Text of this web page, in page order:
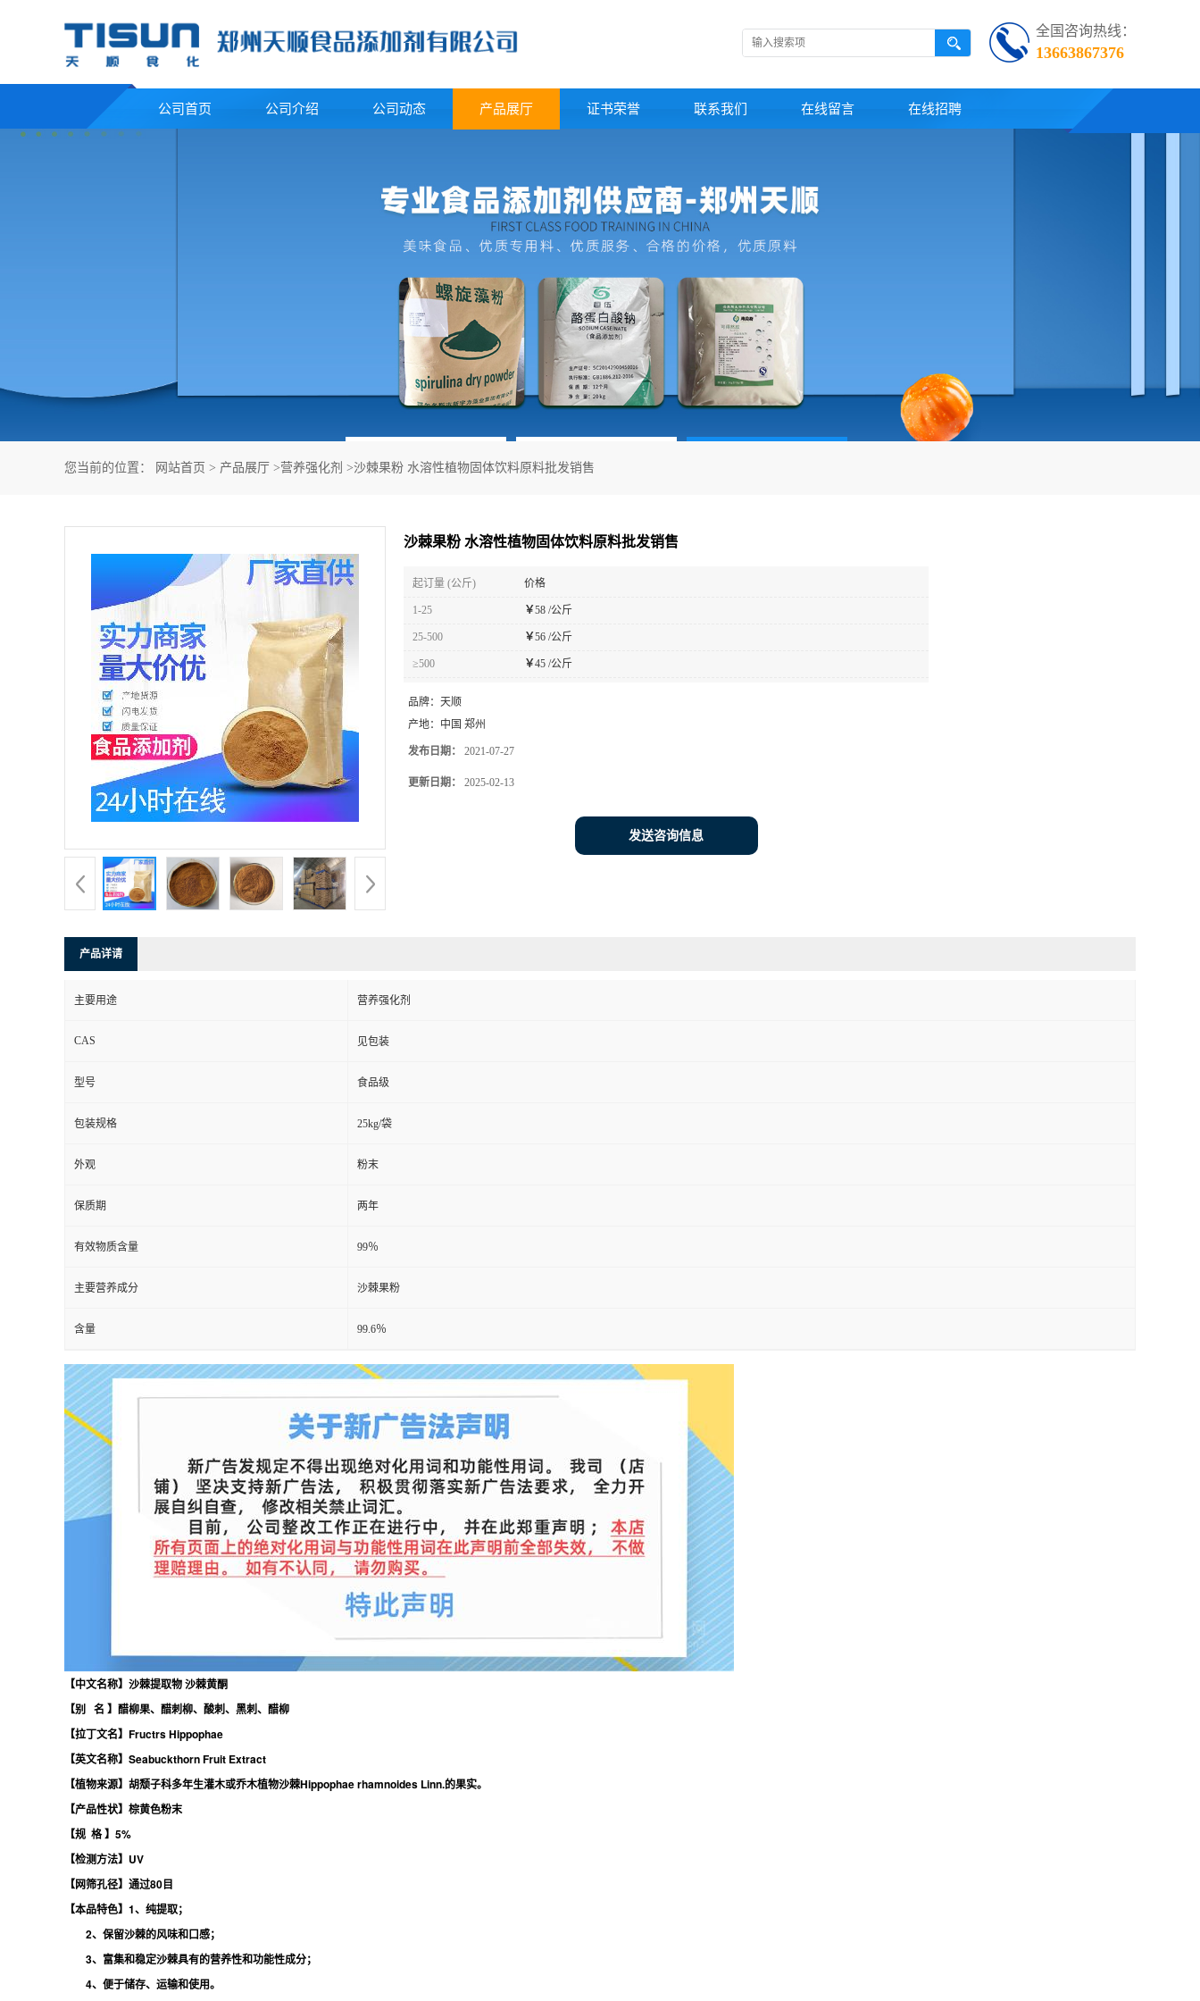
全国咨询热线：
13663867376
公司首页 公司介绍 公司动态 产品展厅 证书荣誉 联系我们 在线留言 在线招聘
您当前的位置： 网站首页 > 产品展厅 >营养强化剂 >沙棘果粉 水溶性植物固体饮料原料批发销售
沙棘果粉 水溶性植物固体饮料原料批发销售
起订量 (公斤) 价格
1-25 ￥58 /公斤
25-500 ￥56 /公斤
≥500 ￥45 /公斤
品牌： 天顺
产地： 中国 郑州
发布日期： 2021-07-27
更新日期： 2025-02-13
发送咨询信息
产品详请
主要用途 营养强化剂
CAS 见包装
型号 食品级
包装规格 25kg/袋
外观 粉末
保质期 两年
有效物质含量 99％
主要营养成分 沙棘果粉
含量 99.6％
【中文名称】沙棘提取物 沙棘黄酮
【别 名 】醋柳果、醋刺柳、酸刺、黑刺、醋柳
【拉丁文名】Fructrs Hippophae
【英文名称】Seabuckthorn Fruit Extract
【植物来源】胡颓子科多年生灌木或乔木植物沙棘Hippophae rhamnoides Linn.的果实。
【产品性状】棕黄色粉末
【规 格 】5%
【检测方法】UV
【网筛孔径】通过80目
【本品特色】1、纯提取；
2、保留沙棘的风味和口感；
3、富集和稳定沙棘具有的营养性和功能性成分；
4、便于储存、运输和使用。